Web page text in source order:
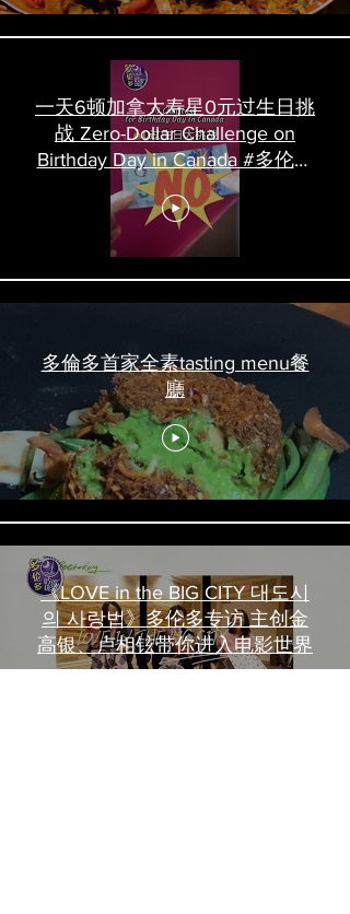
一天6顿加拿大寿星0元过生日挑
战 Zero-Dollar Challenge on
Birthday Day in Canada #多伦多
吃喝玩乐 #多伦多美食
#torontofood
多倫多首家全素tasting menu餐
廳
《LOVE in the BIG CITY 대도시
의 사랑법》多伦多专访 主创金
高银、卢相铉带你进入电影世界